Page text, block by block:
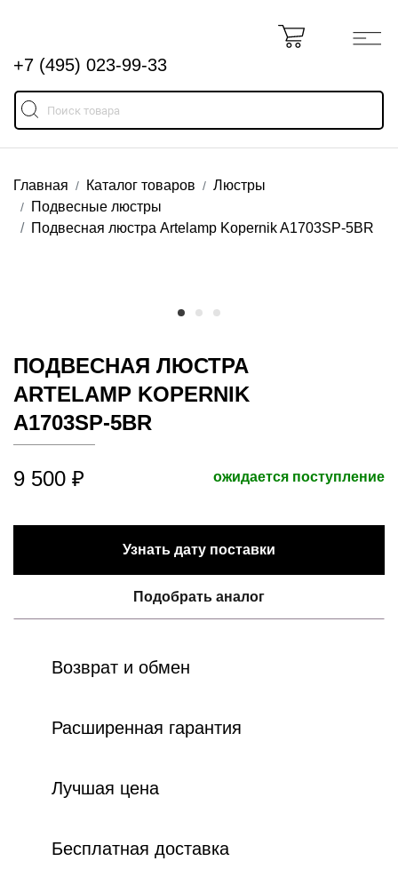
+7 (495) 023-99-33
Главная Каталог товаров
Люстры
Подвесные люстры
Подвесная люстра Artelamp Kopernik A1703SP-5BR
ПОДВЕСНАЯ ЛЮСТРА
ARTELAMP KOPERNIK
A1703SP-5BR
9 500 ₽ ожидается поступление
Узнать дату поставки
Подобрать аналог
Возврат и обмен
Расширенная гарантия
Лучшая цена
Бесплатная доставка